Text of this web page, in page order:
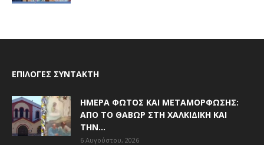
ΕΠΙΛΟΓΈΣ ΣΥΝΤΆΚΤΗ
ΗΜΈΡΑ ΦΩΤΌΣ ΚΑΙ ΜΕΤΑΜΌΡΦΩΣΗΣ:
ΑΠΌ ΤΟ ΘΑΒΏΡ ΣΤΗ ΧΑΛΚΙΔΙΚΉ ΚΑΙ
ΤΗΝ...
6 Αυγούστου, 2026